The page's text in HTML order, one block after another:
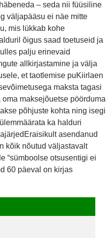
– seda nii füüsiline
väljapääsu ei näe mitte
mis lükkab kohe
õigus saad toetuseid ja
palju erinevaid
allkirjastamine ja välja
et taotlemise puKiirlaen
maksta tagasi
maksejõuetse pöörduma
põhjuste kohta ning isegi
ka halduri
asendanud
kõik nõutud väljastavalt
“sümboolse otsusentigi ei
60 päeval on kirjas